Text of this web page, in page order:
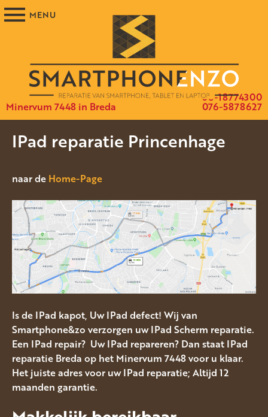
Minervum 7448 in Breda 076-5878627
06-18774300
IPad reparatie Princenhage
naar de Home-Page
Is de IPad kapot, Uw IPad defect! Wij van
Smartphone&zo verzorgen uw IPad Scherm reparatie.
Een IPad repair? Uw IPad repareren? Dan staat IPad
reparatie Breda op het Minervum 7448 voor u klaar.
Het juiste adres voor uw IPad reparatie; Altijd 12
maanden garantie.